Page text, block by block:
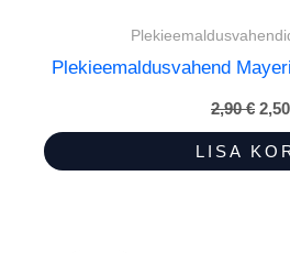
Plekieemaldusvahend
2,90€
oli:
2,50
LISA